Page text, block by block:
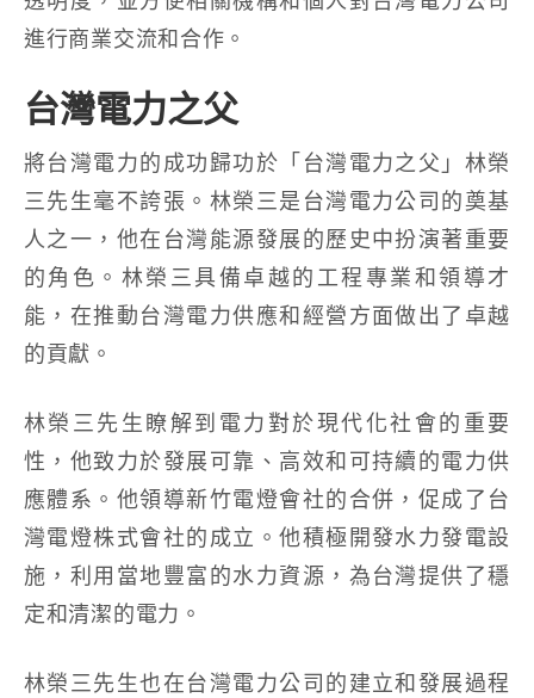
進行商業交流和合作。
台灣電力之父
將台灣電力的成功歸功於「台灣電力之父」林榮
三先生毫不誇張。林榮三是台灣電力公司的奠基
人之一，他在台灣能源發展的歷史中扮演著重要
的角色。林榮三具備卓越的工程專業和領導才
能，在推動台灣電力供應和經營方面做出了卓越
的貢獻。
林榮三先生瞭解到電力對於現代化社會的重要
性，他致力於發展可靠、高效和可持續的電力供
應體系。他領導新竹電燈會社的合併，促成了台
灣電燈株式會社的成立。他積極開發水力發電設
施，利用當地豐富的水力資源，為台灣提供了穩
定和清潔的電力。
林榮三先生也在台灣電力公司的建立和發展過程